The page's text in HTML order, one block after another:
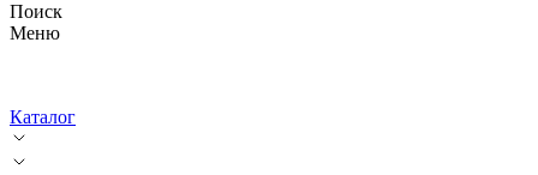
Поиск
Меню
Каталог